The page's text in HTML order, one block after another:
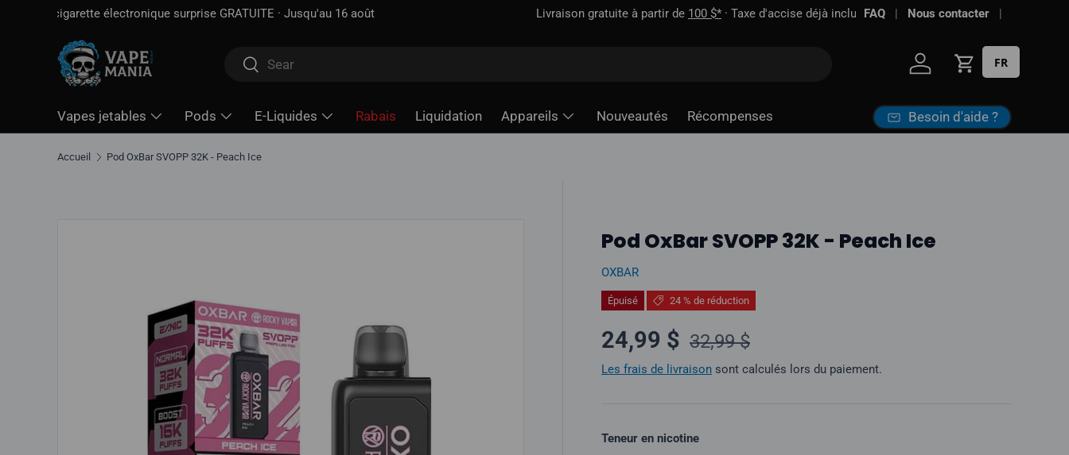
Livraison gratuite à partir de100 $*· Taxe d'accise déjà incluse — contrairement à certains sites FAQ Nous contacter
Rechercher
Rechercher
Se connecter
Panier
FR
Vapes jetables Pods E-Liquides Rabais Liquidation Appareils Nouveautés Récompenses Besoin d'aide ?
Accueil Pod OxBar SVOPP 32K - Peach Ice
Pod OxBar SVOPP 32K - Peach Ice
OXBAR
Épuisé 24 % de réduction
Prix soldé
24,99 $ Prix normal
32,99 $
Les frais de livraison sont calculés lors du paiement.
Teneur en nicotine